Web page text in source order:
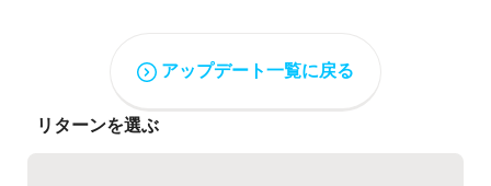
アップデート一覧に戻る
リターンを選ぶ